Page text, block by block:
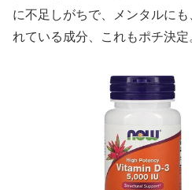
に不足しがちで、メンタルに
れている成分、これもポチ決定